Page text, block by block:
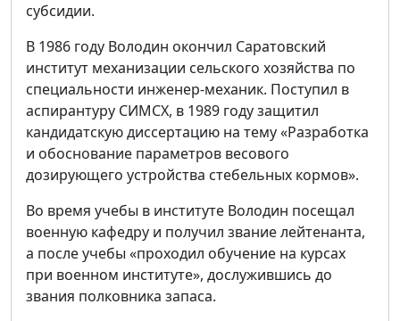
субсидии.
В 1986 году Володин окончил Саратовский
институт механизации сельского хозяйства по
специальности инженер-механик. Поступил в
аспирантуру СИМСХ, в 1989 году защитил
кандидатскую диссертацию на тему «Разработка
и обоснование параметров весового
дозирующего устройства стебельных кормов».
Во время учебы в институте Володин посещал
военную кафедру и получил звание лейтенанта,
а после учебы «проходил обучение на курсах
при военном институте», дослужившись до
звания полковника запаса.